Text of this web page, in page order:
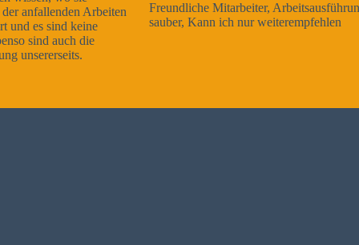
Freundliche Mitarbeiter, Arbeitsausführung sehr gut und sehr
sauber, Kann ich nur weiterempfehlen